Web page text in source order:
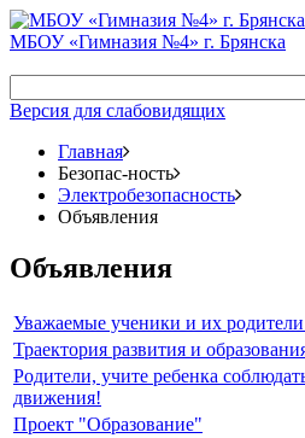
МБОУ «Гимназия №4» г. Брянска
Версия для слабовидящих
Главная
Безопас-ность
Электробезопасность
Объявления
Объявления
Уважаемые ученики и их
Траектория развития и
Родители, учите ребенка
движения!
Проект "Образование"